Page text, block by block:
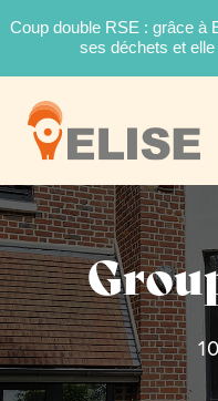
Coup double RSE : grâce à
ses déchets et elle